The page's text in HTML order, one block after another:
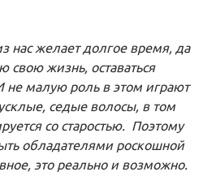
нас желает долгое время, да
свою жизнь, оставаться
малую роль в этом играют
седые волосы, в том
со старостью. Поэтому
обладателями роскошной
это реально и возможно.